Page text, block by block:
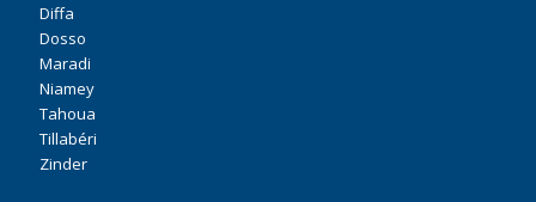
Diffa
Dosso
Maradi
Niamey
Tahoua
Tillabéri
Zinder